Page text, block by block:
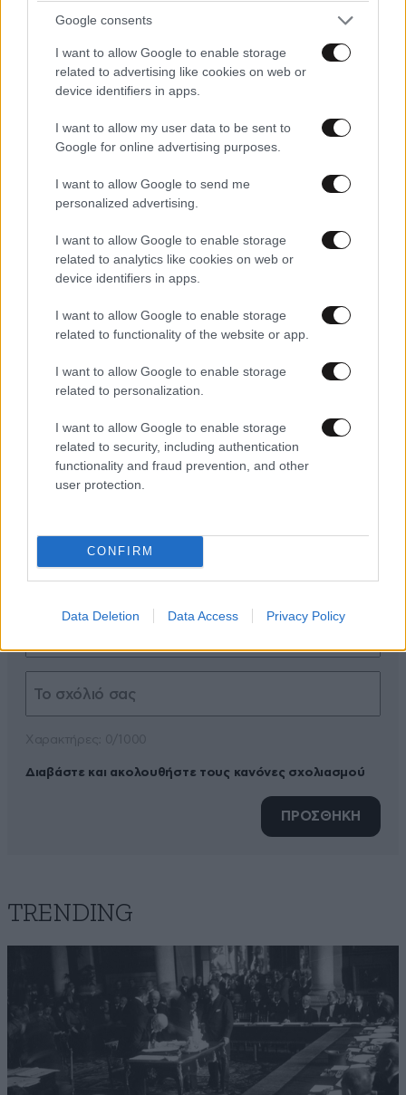
Google consents
I want to allow Google to enable storage
related to advertising like cookies on web or
device identifiers in apps.
I want to allow my user data to be sent to
Google for online advertising purposes.
I want to allow Google to send me
personalized advertising.
I want to allow Google to enable storage
related to analytics like cookies on web or
device identifiers in apps.
I want to allow Google to enable storage
related to functionality of the website or app.
I want to allow Google to enable storage
related to personalization.
I want to allow Google to enable storage
related to security, including authentication
functionality and fraud prevention, and other
user protection.
CONFIRM
Data Deletion Data Access Privacy Policy
Ακολουθήστε τοNEWSBEAST
Google News
και μάθετε πρώτοι όλες τις ειδήσεις
ΣΧΌΛΙΑ ΑΝΑΓΝΩΣΤΏΝ
Διαβάστε και ακολουθήστε τους κανόνες σχολιασμού
ΠΡΟΣΘΗΚΗ
TRENDING